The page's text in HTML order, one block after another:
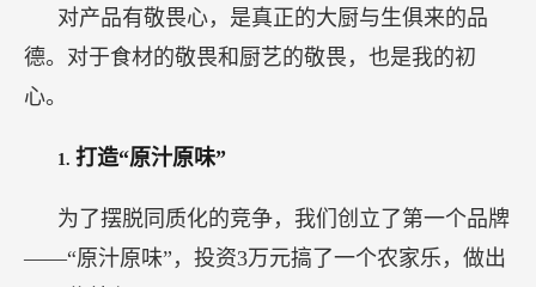
对产品有敬畏心，是真正的大厨与生俱来的品
德。对于食材的敬畏和厨艺的敬畏，也是我的初
心。
1. 打造“原汁原味”
为了摆脱同质化的竞争，我们创立了第一个品牌
——“原汁原味”，投资3万元搞了一个农家乐，做出